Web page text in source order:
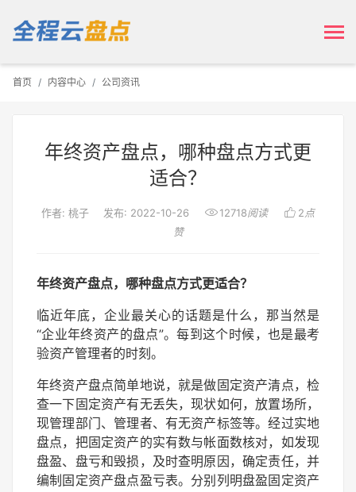
首页 内容中心 公司资讯
年终资产盘点，哪种盘点方式更
适合？
作者: 桃子 发布: 2022-10-26 12718阅读  2点
赞
年终资产盘点，哪种盘点方式更适合？
临近年底，企业最关心的话题是什么，那当然是
“企业年终资产的盘点”。每到这个时候，也是最考
验资产管理者的时刻。
年终资产盘点简单地说，就是做固定资产清点，检
查一下固定资产有无丢失，现状如何，放置场所，
现管理部门、管理者、有无资产标签等。经过实地
盘点，把固定资产的实有数与帐面数核对，如发现
盘盈、盘亏和毁损，及时查明原因，确定责任，并
编制固定资产盘点盈亏表。分别列明盘盈固定资产